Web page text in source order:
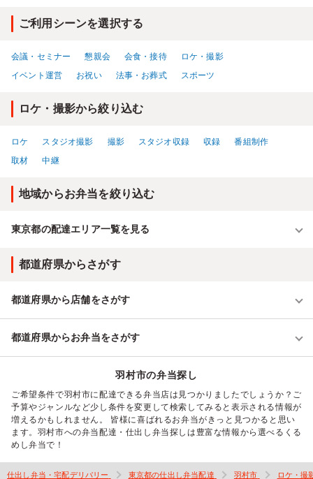
ご利用シーンを選択する
会議・セミナー 懇親会 会食・接待
ロケ・撮影
イベント運営
お祝い 法事・お葬式 スポーツ
ロケ・撮影から絞り込む
ロケ スタジオ撮影 撮影 スタジオ収録 収録
番組制作
取材
中継
地域からお弁当を絞り込む
東京都の配達エリア一覧を見る
都道府県からさがす
都道府県から店舗をさがす
都道府県からお弁当をさがす
羽村市の弁当探し
ご希望条件で羽村市に配達できる弁当店は見つかりましたでしょうか？ご
予算やジャンルなど少し条件を変更して検索してみると表示される情報が
増えるかもしれません。 皆様に喜ばれるお弁当がきっと見つかると思い
ます。羽村市への弁当配達・仕出し弁当探しは豊富な情報から選べるくる
めし弁当で！
仕出し弁当・宅配デリバリー 東京都の仕出し弁当配達 羽村市 ロケ・撮